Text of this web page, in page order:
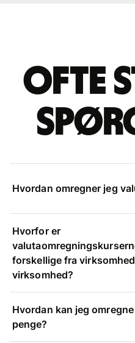
Ofte
Hvordan omregner jeg
Hvorfor er
forskellige fra
virksomhed?
Hvordan kan jeg
penge?